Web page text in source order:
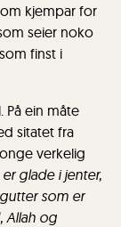
kjempar for
seier noko
finst i
På ein måte
sitatet fra
verkelig
glade i jenter,
som er
Allah og